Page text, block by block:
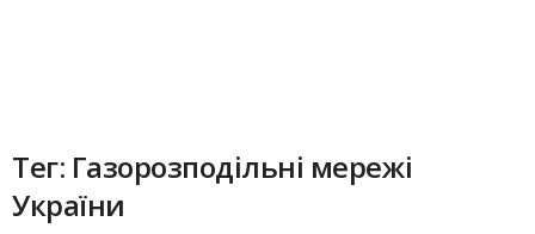
Тег: Газорозподільні мережі
України